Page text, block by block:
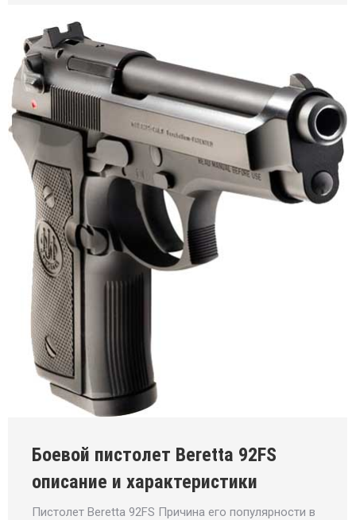
Боевой пистолет Beretta 92FS
описание и характеристики
Пистолет Beretta 92FS Причина его популярности в